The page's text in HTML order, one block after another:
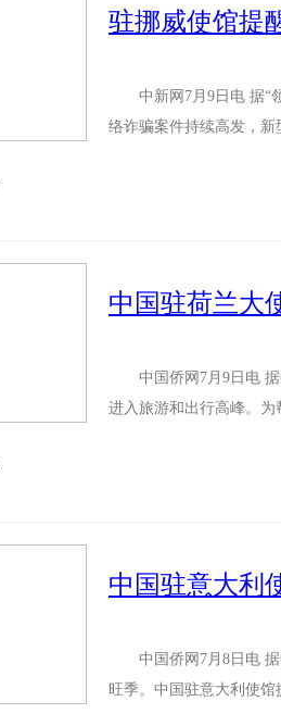
驻挪威使馆提
中新网7月9日电 据“领
络诈骗案件持续高发，
中国驻荷兰大
中国侨网7月9日电 据
进入旅游和出行高峰。
中国驻意大利
中国侨网7月8日电 据
旺季。中国驻意大利使